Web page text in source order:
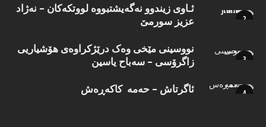
ئـاوی زیندوو نه‌گه‌یشتبووه‌ لووتكه‌كان – نه‌ژاد
عزیز سورمێ
نووسینی مێخی وەک درێژکراوەی هۆشیاریی
زاگرۆسی – سەباح یاسین
ئاگرتاش – حەمە کاکەڕەش